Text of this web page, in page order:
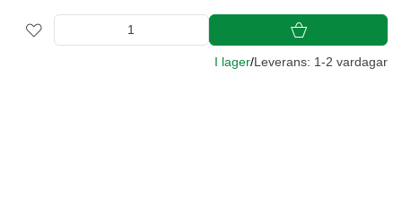
I lager/Leverans: 1-2 vardagar